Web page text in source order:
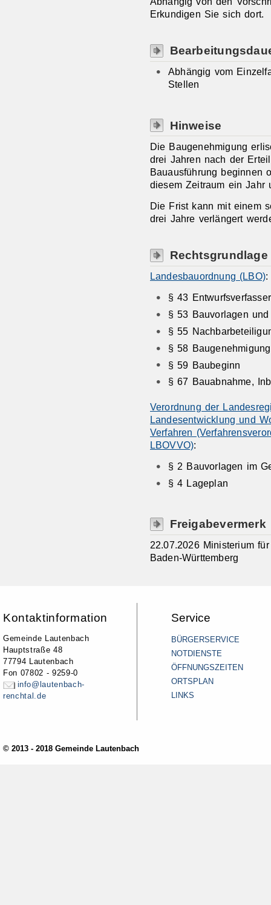
Erkundigen Sie sich dort.
Abhängig vom
Stellen
Hinweise
Die Baugenehmigung
drei Jahren nach der
Bauausführung beginnen
diesem Zeitraum ein Jahr
Die Frist kann mit einem
drei Jahre verlängert
Rechtsgrundlage
Landesbauordnung (LBO):
§ 43 Entwurfsverfasser
§ 53 Bauvorlagen
§ 55
§ 58 Baugenehmigung
§ 59 Baubeginn
§ 67 Bauabnahme,
Verordnung der
Landesentwicklung und
Verfahren
LBOVVO):
§ 2 Bauvorlagen im
§ 4 Lageplan
Freigabevermerk
22.07.2026 Ministerium
Baden-Württemberg
Kontaktinformation
Gemeinde Lautenbach
Hauptstraße 48
77794 Lautenbach
Fon 07802 - 9259-0
info@lautenbach-
renchtal.de
Service
BÜRGERSERVICE
NOTDIENSTE
ÖFFNUNGSZEITEN
ORTSPLAN
LINKS
© 2013 - 2018 Gemeinde Lautenbach